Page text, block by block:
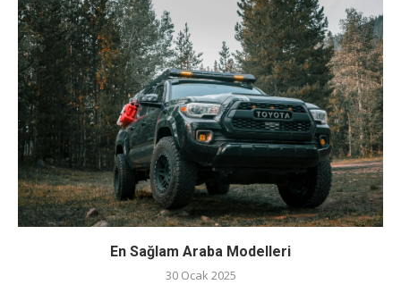
En Sağlam Araba Modelleri
30 Ocak 2025